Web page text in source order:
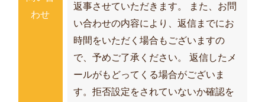
わせ
返事させていただきます。 また、お問
い合わせの内容により、返信までにお
時間をいただく場合もございますの
で、予めご了承ください。 返信したメ
ールがもどってくる場合がございま
す。拒否設定をされていないか確認を